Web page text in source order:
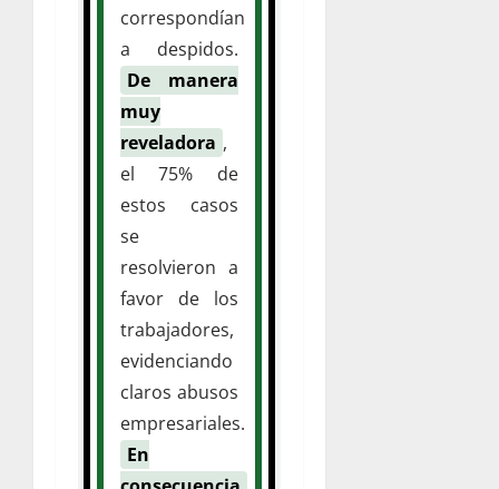
correspondían
a despidos.
De manera
muy
reveladora ,
el 75% de
estos casos
se
resolvieron a
favor de los
trabajadores,
evidenciando
claros abusos
empresariales.
En